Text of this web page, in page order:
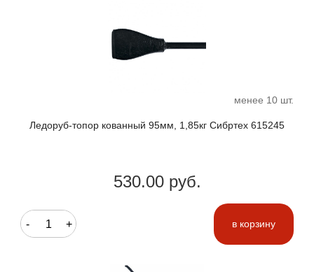
менее 10 шт.
Ледоруб-топор кованный 95мм, 1,85кг Сибртех 615245
530.00 руб.
- + в корзину